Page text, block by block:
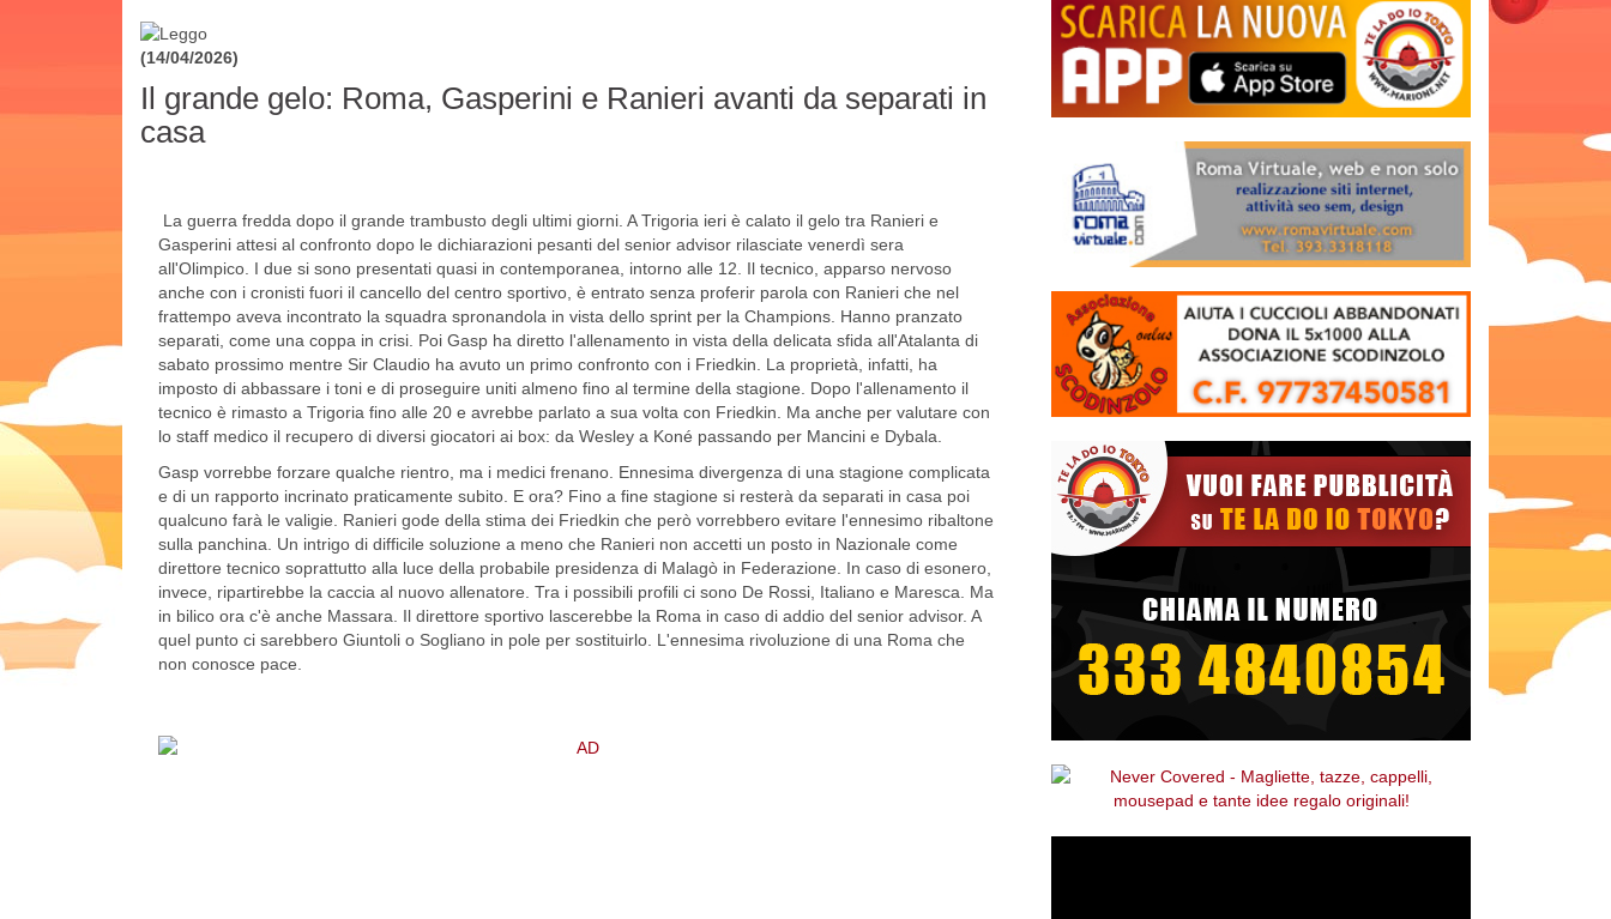
(14/04/2026)
Il grande gelo: Roma, Gasperini e Ranieri avanti da separati in
casa
La guerra fredda dopo il grande trambusto degli ultimi giorni. A Trigoria ieri è calato il gelo tra Ranieri e
Gasperini attesi al confronto dopo le dichiarazioni pesanti del senior advisor rilasciate venerdì sera
all'Olimpico. I due si sono presentati quasi in contemporanea, intorno alle 12. Il tecnico, apparso nervoso
anche con i cronisti fuori il cancello del centro sportivo, è entrato senza proferir parola con Ranieri che nel
frattempo aveva incontrato la squadra spronandola in vista dello sprint per la Champions. Hanno pranzato
separati, come una coppa in crisi. Poi Gasp ha diretto l'allenamento in vista della delicata sfida all'Atalanta di
sabato prossimo mentre Sir Claudio ha avuto un primo confronto con i Friedkin. La proprietà, infatti, ha
imposto di abbassare i toni e di proseguire uniti almeno fino al termine della stagione. Dopo l'allenamento il
tecnico è rimasto a Trigoria fino alle 20 e avrebbe parlato a sua volta con Friedkin. Ma anche per valutare con
lo staff medico il recupero di diversi giocatori ai box: da Wesley a Koné passando per Mancini e Dybala.
Gasp vorrebbe forzare qualche rientro, ma i medici frenano. Ennesima divergenza di una stagione complicata
e di un rapporto incrinato praticamente subito. E ora? Fino a fine stagione si resterà da separati in casa poi
qualcuno farà le valigie. Ranieri gode della stima dei Friedkin che però vorrebbero evitare l'ennesimo ribaltone
sulla panchina. Un intrigo di difficile soluzione a meno che Ranieri non accetti un posto in Nazionale come
direttore tecnico soprattutto alla luce della probabile presidenza di Malagò in Federazione. In caso di esonero,
invece, ripartirebbe la caccia al nuovo allenatore. Tra i possibili profili ci sono De Rossi, Italiano e Maresca. Ma
in bilico ora c'è anche Massara. Il direttore sportivo lascerebbe la Roma in caso di addio del senior advisor. A
quel punto ci sarebbero Giuntoli o Sogliano in pole per sostituirlo. L'ennesima rivoluzione di una Roma che
non conosce pace.